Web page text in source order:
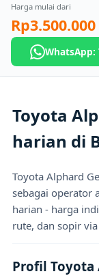
Harga mulai dari
Rp3.500.000
WhatsApp:
Toyota
harian di
Toyota Alphard
sebagai operator
harian - harga
rute, dan sopir
Profil Toyota